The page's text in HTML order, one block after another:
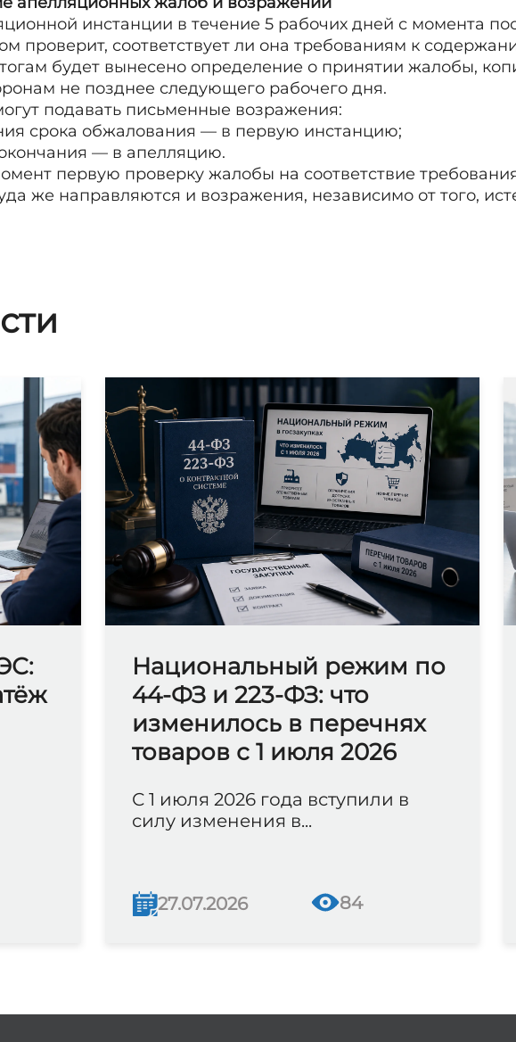
инстанции в течение 5 рабочих дней с момента
проверит, соответствует ли она требованиям к
будет вынесено определение о принятии жалобы,
не позднее следующего рабочего дня.
подавать письменные возражения:
срока обжалования — в первую инстанцию;
— в апелляцию.
первую проверку жалобы на соответствие
же направляются и возражения, независимо от того,
Национальный режим по
44-ФЗ и 223-ФЗ: что
изменилось в перечнях
товаров с 1 июля 2026
С 1 июля 2026 года вступили в
силу изменения в...
27.07.2026 84